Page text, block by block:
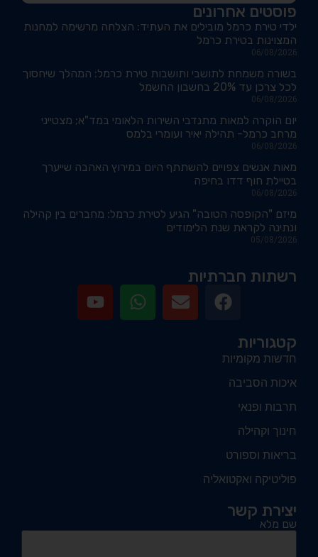
פוסטים אחרונים
ילדי טירת כרמל מובילים את העתיד: הצלחה מרשימה למחנות
המצוינות בטירת כרמל
06/08/2026
בשורה משמחת לתושבי ותושבות טירת כרמל: המהלך שיחסוך
לכל צרכן עד 20% בחשבון החשמל
06/08/2026
יום הוקרה למאות מתנדבי השירות הלאומי במד"א; מצטייני
מרחב כרמל- תהילה יאיר ועומרי בלמס
06/08/2026
מאות אנשים צפויים להשתתף היום במירוץ האהבה שייערך
בטיילת חוף דדו בחיפה
06/08/2026
מיזם "הקופסה הטובה" הגיע לטירת כרמל: מחברים בין קהילה
ונתינה לקראת שנת הלימודים
05/08/2026
רשתות חברתיות
קטגוריות
חדשות מקומיות
איכות הסביבה
תרבות ופנאי
חינוך וקהילה
בריאות וספורט
פוליטיקה ואקטואליה
יצירת קשר
שם מלא